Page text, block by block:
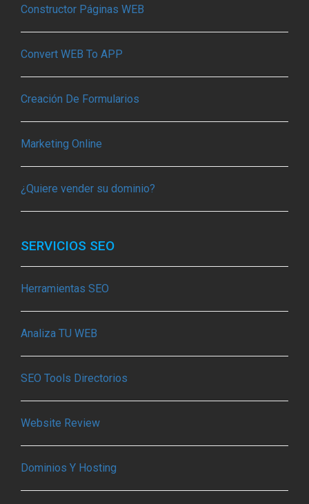
Constructor Páginas WEB
Convert WEB To APP
Creación De Formularios
Marketing Online
¿Quiere vender su dominio?
SERVICIOS SEO
Herramientas SEO
Analiza TU WEB
SEO Tools Directorios
Website Review
Dominios Y Hosting